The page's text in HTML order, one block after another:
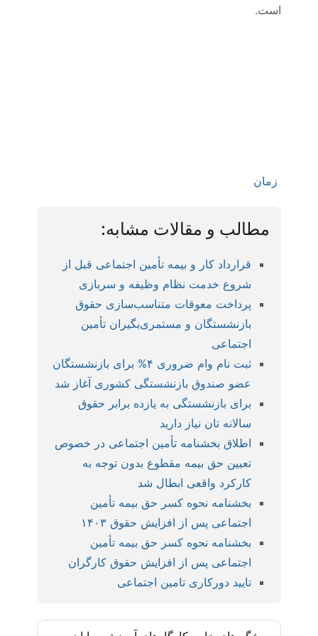
است.
زمان
مطالب و مقالات مشابه:
قرارداد کار و بیمه تأمین اجتماعی قبل از
شروع خدمت نظام وظیفه و سربازی
پرداخت معوقات متناسب‌سازی حقوق
بازنشستگان و مستمری‌بگیران تأمین
اجتماعی
ثبت نام وام ضروری ۴% برای بازنشستگان
عضو صندوق بازنشستگی کشوری آغاز شد
برای بازنشستگی به یازده برابر حقوق
سالانه تان نیاز دارید
اطلاق بخشنامه تأمین اجتماعی در خصوص
تعیین حق بیمه مقطوع بدون توجه به
کارکرد واقعی ابطال شد
بخشنامه نحوه کسر حق بیمه تأمین
اجتماعی پس از افزایش حقوق ۱۴۰۳
بخشنامه نحوه کسر حق بیمه تأمین
اجتماعی پس از افزایش حقوق کارگران
تایید دورکاری تامین اجتماعی